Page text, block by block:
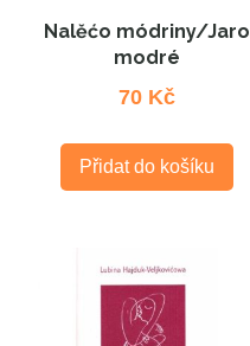
Nalěćo módriny/Jaro
modré
70 Kč
Přidat do košíku